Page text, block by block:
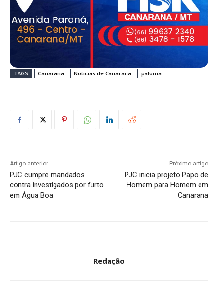
TAGS Canarana Noticias de Canarana paloma
Artigo anterior
PJC cumpre mandados
contra investigados por furto
em Água Boa
Próximo artigo
PJC inicia projeto Papo de
Homem para Homem em
Canarana
Redação